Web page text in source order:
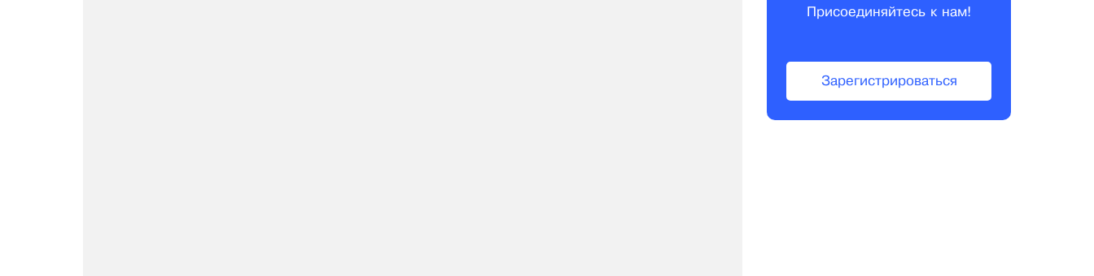
Присоединяйтесь к нам!
Зарегистрироваться